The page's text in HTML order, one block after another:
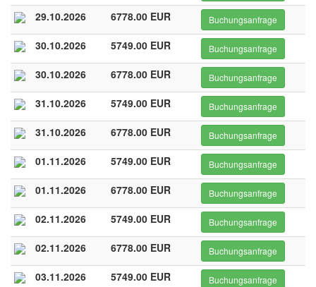
29.10.2026 6778.00 EUR Buchungsanfrage
30.10.2026 5749.00 EUR Buchungsanfrage
30.10.2026 6778.00 EUR Buchungsanfrage
31.10.2026 5749.00 EUR Buchungsanfrage
31.10.2026 6778.00 EUR Buchungsanfrage
01.11.2026 5749.00 EUR Buchungsanfrage
01.11.2026 6778.00 EUR Buchungsanfrage
02.11.2026 5749.00 EUR Buchungsanfrage
02.11.2026 6778.00 EUR Buchungsanfrage
03.11.2026 5749.00 EUR Buchungsanfrage